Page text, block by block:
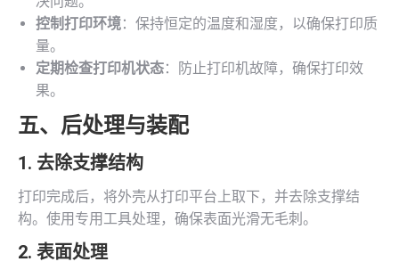
控制打印环境：保持恒定的温度和湿度，以确保打印质
量。
定期检查打印机状态：防止打印机故障，确保打印效
果。
五、后处理与装配
1. 去除支撑结构
打印完成后，将外壳从打印平台上取下，并去除支撑结
构。使用专用工具处理，确保表面光滑无毛刺。
2. 表面处理